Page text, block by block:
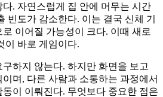
. 자연스럽게 집 안에 머무는 시간
빈도가 감소한다. 이는 결국 신체 기
이어질 가능성이 크다. 이때 새로
이 바로 게임이다.
하지 않는다. 하지만 화면을 보고
며, 다른 사람과 소통하는 과정에서
이 이뤄진다. 무엇보다 중요한 점은